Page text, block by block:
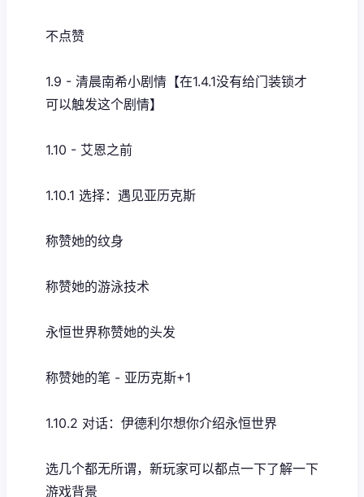
不点赞
1.9 - 清晨南希小剧情【在1.4.1没有给门装锁才
可以触发这个剧情】
1.10 - 艾恩之前
1.10.1 选择：遇见亚历克斯
称赞她的纹身
称赞她的游泳技术
永恒世界称赞她的头发
称赞她的笔 - 亚历克斯+1
1.10.2 对话：伊德利尔想你介绍永恒世界
选几个都无所谓，新玩家可以都点一下了解一下
游戏背景